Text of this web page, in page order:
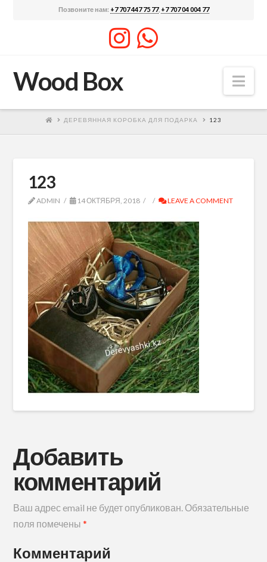
Позвоните нам: +7 707 447 75 77, +7 707 04 004 77
Wood Box
ДЕРЕВЯННАЯ КОРОБКА ДЛЯ ПОДАРКА 123
123
ADMIN 14 ОКТЯБРЯ, 2018 LEAVE A COMMENT
Добавить
комментарий
Ваш адрес email не будет опубликован. Обязательные
поля помечены*
Комментарий